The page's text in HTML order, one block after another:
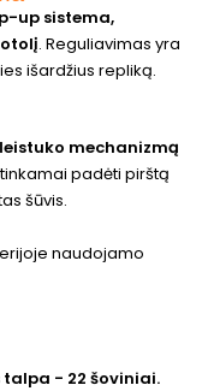
up sistema,
. Reguliavimas yra
išardžius repliką.
mechanizmą
padėti pirštą
šūvis.
naudojamo
- 22 šoviniai.